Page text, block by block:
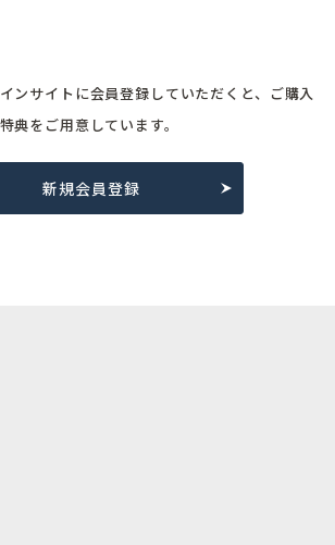
ンサイトに会員登録していただくと、ご購入
典をご用意しています。
新規会員登録